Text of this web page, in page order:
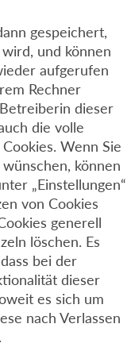
gespeichert,
und können
aufgerufen
Rechner
dieser
die volle
Wenn Sie
können
„Einstellungen“
von Cookies
generell
löschen. Es
bei der
dieser
es sich um
nach Verlassen